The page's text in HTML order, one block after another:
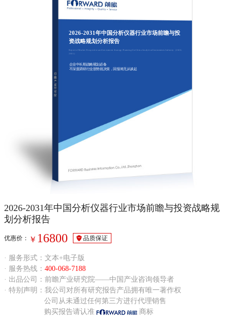
2026-2031年中国分析仪器行业市场前瞻与投
资战略规划分析报告
Report of Market Prospective and Investment Strategy Planning On China Analytical Instruments Industry（2026-
2031）
企业中长期战略规划必备
不深度调研行业形势就决策，回报将无从谈起
2026-2031年中国分析仪器行业市场前瞻与投资战略规
划分析报告
优惠价： ￥ 16800 品质保证
· 服务形式：文本+电子版
· 服务热线： 400-068-7188
· 出品公司：前瞻产业研究院——中国产业咨询领导者
· 特别声明：我公司对所有研究报告产品拥有唯一著作权
公司从未通过任何第三方进行代理销售
购买报告请认准
商标